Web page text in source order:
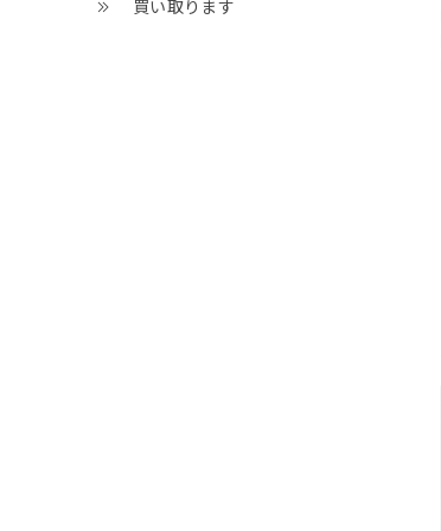
買い取ります